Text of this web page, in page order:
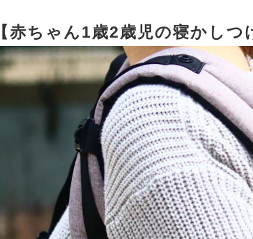
【赤ちゃん1歳2歳児の寝かしつ